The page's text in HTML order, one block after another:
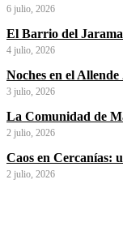
6 julio, 2026
El Barrio del
4 julio, 2026
Noches en el
3 julio, 2026
La Comunidad de
2 julio, 2026
Caos en Cercanías:
2 julio, 2026